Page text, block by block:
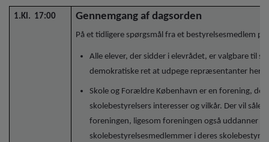
1.Kl. 17:00 Gennemgang af dagsorden
På et tidligere spørgsmål fra et bestyrelsesmedlem
Alle elever, der sidder i elevrådet, er valgbare til
demokratiske ret at udpege repræsentanter
Skole og Forældre København er en forening, der
skolebestyrelsers interesser og vilkår. Der vil
foreningen, ligesom foreningen også uddanner
skolebestyrelsesmedlemmer i deres